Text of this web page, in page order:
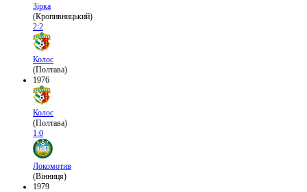
Зірка
(Кропивницький)
2:2
Колос
(Полтава)
1976
Колос
(Полтава)
1:0
Локомотив
(Вінниця)
1979